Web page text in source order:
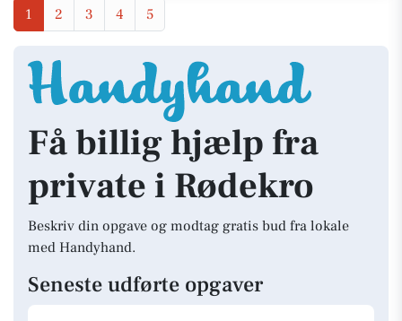
1 2 3 4 5
Få billig hjælp fra
private i Rødekro
Beskriv din opgave og modtag gratis bud fra lokale
med Handyhand.
Seneste udførte opgaver